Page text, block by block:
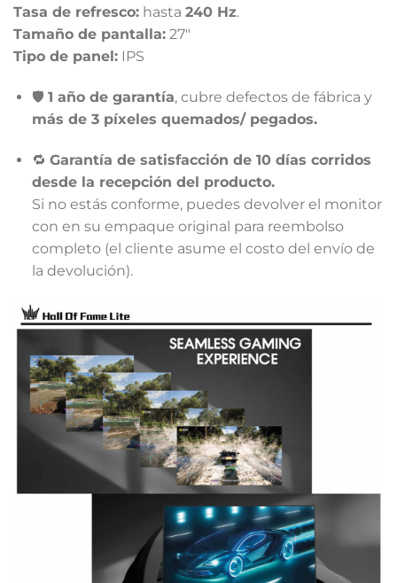
Tasa de refresco: hasta 240 Hz.
Tamaño de pantalla: 27″
Tipo de panel: IPS
🛡️ 1 año de garantía, cubre defectos de fábrica y
más de 3 píxeles quemados/ pegados.
🔁 Garantía de satisfacción de 10 días corridos
desde la recepción del producto.
Si no estás conforme, puedes devolver el monitor
con en su empaque original para reembolso
completo (el cliente asume el costo del envío de
la devolución).